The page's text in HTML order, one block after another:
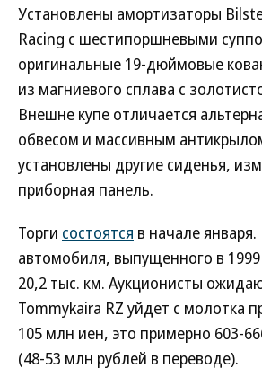
Установлены амортизаторы
Racing с шестипоршневыми
оригинальные 19-дюймовые
из магниевого сплава с
Внешне купе отличается
обвесом и массивным
установлены другие сиденья,
приборная панель.
Торги состоятся в начале
автомобиля, выпущенного в 1999
20,2 тыс. км. Аукционисты
Tommykaira RZ уйдет с молотка
105 млн иен, это примерно 603-
(48-53 млн рублей в переводе).